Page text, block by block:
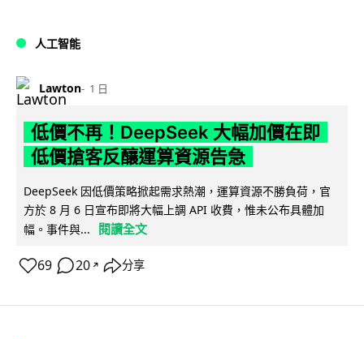
人工智能
Lawton 1 日
低價不再！DeepSeek 大幅加價在即
低價搶客反釀運算資源告急
DeepSeek 因低價策略掀起需求熱潮，運算資源不勝負荷，官
方於 8 月 6 日宣布即將大幅上調 API 收費，惟未公布具體加
幅。事件與...
閱讀全文
69 20 ↗ 分享